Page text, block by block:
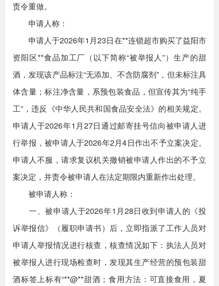
责令重做。
申请人称：
申请人于2026年1月23日在**连锁超市购买了益阳市
资阳区**食品加工厂（以下简称“被举报人”）生产的甜
酒，发现该产品标注“无添加、不含防腐剂”，但未标注具
体含量；标注净含量，系预包装食品，但宣传其为“纯手
工”，违反《中华人民共和国食品安全法》的相关规定。
申请人于2026年1月27日通过邮寄挂号信向被申请人进
行举报，被申请人于2026年2月4日作出不予立案决定。
申请人不服，请求复议机关撤销被申请人作出的不予立
案决定，并责令被申请人在法定期限内重新作出处理。
被申请人称：
一、被申请人于2026年1月28日收到申请人的《投
诉举报信》（履职申请书）后，立即指派了工作人员对
申请人举报情况进行核查，核查情况如下：执法人员对
被举报人进行现场检查时，发现其生产经营的预包装甜
酒标签上标有“**@**甜酒；食用方法：可直接食用，夏